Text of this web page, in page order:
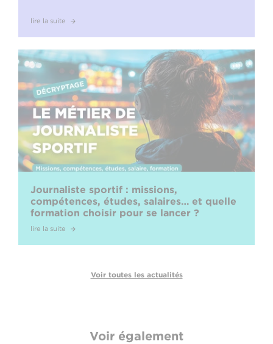
lire la suite
Journaliste sportif : missions,
compétences, études, salaires… et quelle
formation choisir pour se lancer ?
lire la suite
Voir toutes les actualités
Voir également